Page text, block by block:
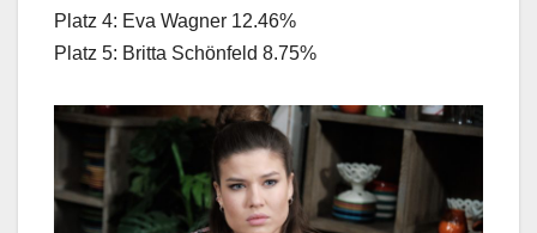
Platz 4: Eva Wagner 12.46%
Platz 5: Britta Schönfeld 8.75%